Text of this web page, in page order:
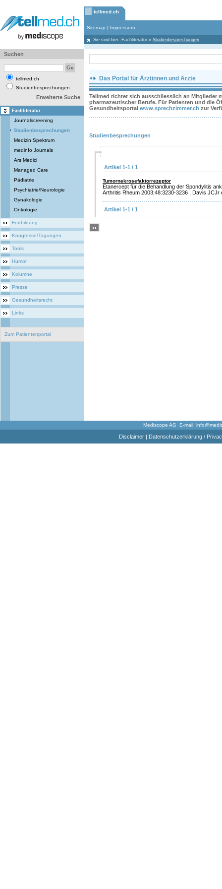
tellmed.ch
Sitemap | Impressum
Sie sind hier: Fachliteratur » Studienbesprechungen
Suchen
tellmed.ch
Studienbesprechungen
Erweiterte Suche
Fachliteratur
Journalscreening
Studienbesprechungen
Medizin Spektrum
medinfo Journals
Ars Medici
Managed Care
Pädiatrie
Psychiatrie/Neurologie
Gynäkologie
Onkologie
Fortbildung
Kongresse/Tagungen
Tools
Humor
Kolumne
Presse
Gesundheitsrecht
Links
Zum Patientenportal
Das Portal für Ärztinnen und Ärzte
Tellmed richtet sich ausschliesslich an Mitglieder
pharmazeutischer Berufe. Für Patienten und die
Gesundheitsportal www.sprechzimmer.ch zur
Studienbesprechungen
Artikel 1-1 / 1
Tumornekrosefaktorrezeptor
Etanercept für die Behandlung der Spondylitis
Arthritis Rheum 2003;48:3230-3236 , Davis JCJr
Artikel 1-1 / 1
Mediscope AG E-mail:
Disclaimer| Datenschutzerklärung /